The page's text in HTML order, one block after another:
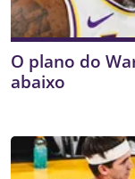
O plano do
abaixo